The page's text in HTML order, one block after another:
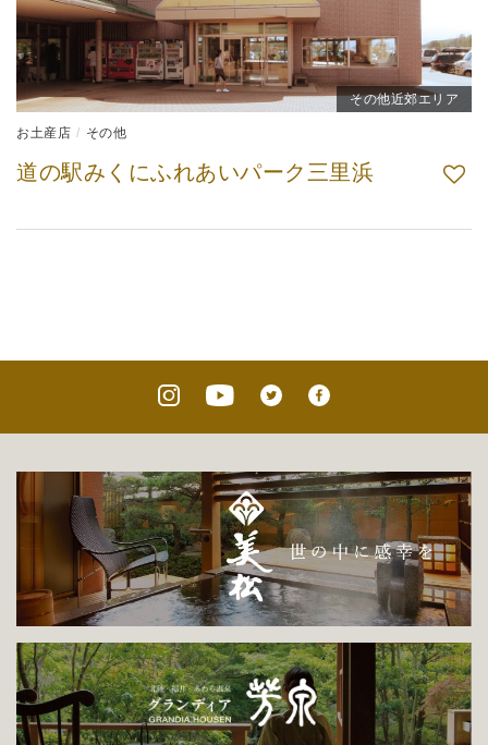
その他近郊エリア
お土産店 その他
道の駅みくにふれあいパーク三里浜